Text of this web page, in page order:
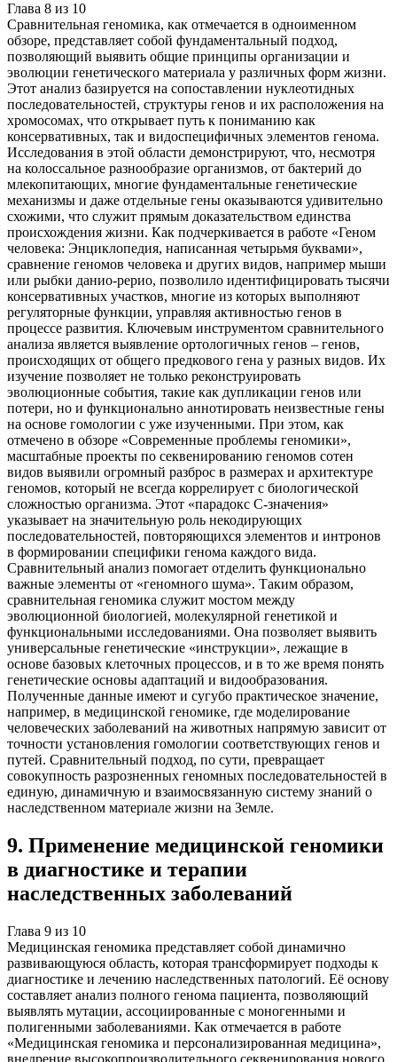
Глава 8 из 10
Сравнительная геномика, как отмечается в одноименном
обзоре, представляет собой фундаментальный подход,
позволяющий выявить общие принципы организации и
эволюции генетического материала у различных форм жизни.
Этот анализ базируется на сопоставлении нуклеотидных
последовательностей, структуры генов и их расположения на
хромосомах, что открывает путь к пониманию как
консервативных, так и видоспецифичных элементов генома.
Исследования в этой области демонстрируют, что, несмотря
на колоссальное разнообразие организмов, от бактерий до
млекопитающих, многие фундаментальные генетические
механизмы и даже отдельные гены оказываются удивительно
схожими, что служит прямым доказательством единства
происхождения жизни. Как подчеркивается в работе «Геном
человека: Энциклопедия, написанная четырьмя буквами»,
сравнение геномов человека и других видов, например мыши
или рыбки данио-рерио, позволило идентифицировать тысячи
консервативных участков, многие из которых выполняют
регуляторные функции, управляя активностью генов в
процессе развития. Ключевым инструментом сравнительного
анализа является выявление ортологичных генов – генов,
происходящих от общего предкового гена у разных видов. Их
изучение позволяет не только реконструировать
эволюционные события, такие как дупликации генов или
потери, но и функционально аннотировать неизвестные гены
на основе гомологии с уже изученными. При этом, как
отмечено в обзоре «Современные проблемы геномики»,
масштабные проекты по секвенированию геномов сотен
видов выявили огромный разброс в размерах и архитектуре
геномов, который не всегда коррелирует с биологической
сложностью организма. Этот «парадокс С-значения»
указывает на значительную роль некодирующих
последовательностей, повторяющихся элементов и интронов
в формировании специфики генома каждого вида.
Сравнительный анализ помогает отделить функционально
важные элементы от «геномного шума». Таким образом,
сравнительная геномика служит мостом между
эволюционной биологией, молекулярной генетикой и
функциональными исследованиями. Она позволяет выявить
универсальные генетические «инструкции», лежащие в
основе базовых клеточных процессов, и в то же время понять
генетические основы адаптаций и видообразования.
Полученные данные имеют и сугубо практическое значение,
например, в медицинской геномике, где моделирование
человеческих заболеваний на животных напрямую зависит от
точности установления гомологии соответствующих генов и
путей. Сравнительный подход, по сути, превращает
совокупность разрозненных геномных последовательностей в
единую, динамичную и взаимосвязанную систему знаний о
наследственном материале жизни на Земле.
9. Применение медицинской геномики
в диагностике и терапии
наследственных заболеваний
Глава 9 из 10
Медицинская геномика представляет собой динамично
развивающуюся область, которая трансформирует подходы к
диагностике и лечению наследственных патологий. Её основу
составляет анализ полного генома пациента, позволяющий
выявлять мутации, ассоциированные с моногенными и
полигенными заболеваниями. Как отмечается в работе
«Медицинская геномика и персонализированная медицина»,